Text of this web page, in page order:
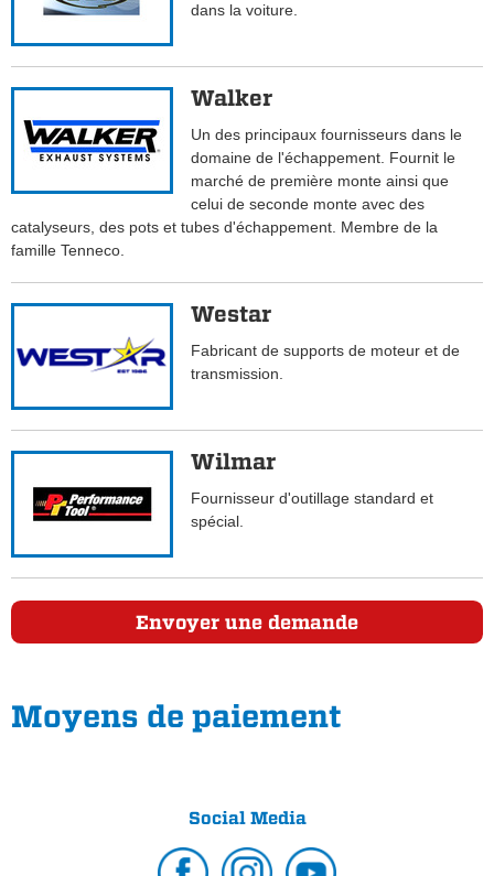
dans la voiture.
Walker
Un des principaux fournisseurs dans le
domaine de l'échappement. Fournit le
marché de première monte ainsi que
celui de seconde monte avec des
catalyseurs, des pots et tubes d'échappement. Membre de la
famille Tenneco.
Westar
Fabricant de supports de moteur et de
transmission.
Wilmar
Fournisseur d'outillage standard et
spécial.
Envoyer une demande
Moyens de paiement
Social Media